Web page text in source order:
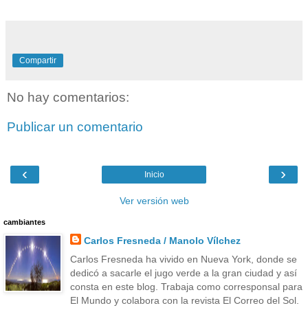
Compartir
No hay comentarios:
Publicar un comentario
‹ ›
Inicio
Ver versión web
cambiantes
Carlos Fresneda / Manolo Vílchez
Carlos Fresneda ha vivido en Nueva York, donde se
dedicó a sacarle el jugo verde a la gran ciudad y así
consta en este blog. Trabaja como corresponsal para
El Mundo y colabora con la revista El Correo del Sol.